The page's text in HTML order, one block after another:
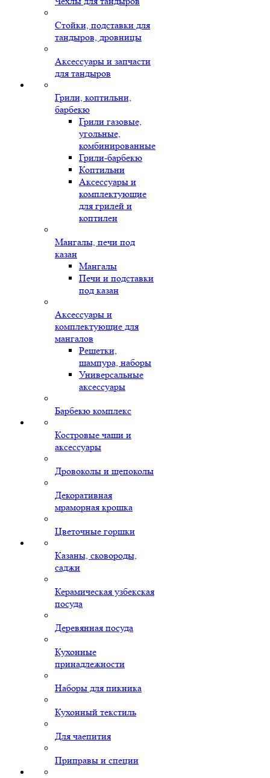
Стойки, подставки для
тандыров, дровницы
Аксессуары и запчасти
для тандыров
Грили, коптильни,
барбекю
Грили газовые,
угольные,
комбинированные
Грили-барбекю
Коптильни
Аксессуары и
комплектующие
для грилей и
коптилен
Мангалы, печи под
казан
Мангалы
Печи и подставки
под казан
Аксессуары и
комплектующие для
мангалов
Решетки,
шампура, наборы
Универсальные
аксессуары
Барбекю комплекс
Костровые чаши и
аксессуары
Дровоколы и щепоколы
Декоративная
мраморная крошка
Цветочные горшки
Казаны, сковороды,
саджи
Керамическая узбекская
посуда
Деревянная посуда
Кухонные
принадлежности
Наборы для пикника
Кухонный текстиль
Для чаепития
Приправы и специи